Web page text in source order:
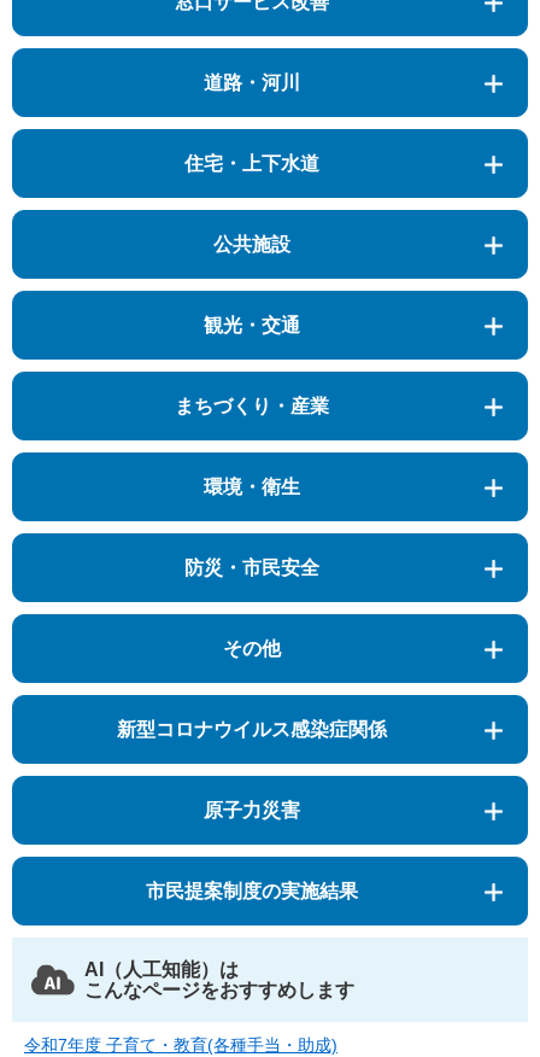
道路・河川
住宅・上下水道
公共施設
観光・交通
まちづくり・産業
環境・衛生
防災・市民安全
その他
新型コロナウイルス感染症関係
原子力災害
市民提案制度の実施結果
AI（人工知能）は
こんなページをおすすめします
令和7年度 子育て・教育(各種手当・助成)